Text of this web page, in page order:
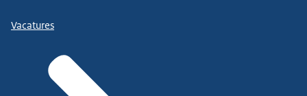
Vacatures